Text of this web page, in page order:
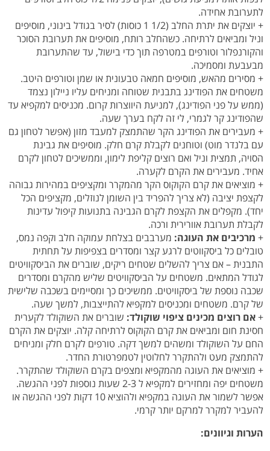
לתערובת אחידה.
+ יוצקים את יתרת החלב (1/2 1 כוסות) לסיר בגודל בינוני, מוסיפים
וניל ומביאים לרתיחה. כשהחלב רותח, מוסיפים את תערובת הסוכר
והקורנפלור וטורפים במטרפה תוך כדי בישול, עד שהתערובת
מבעבעת ומסמיכה.
+ מסירים מהאש, מוסיפים חמאה טבעונית או שמן וטורפים היטב.
משטחים את הפודינג בתבנית שטוחה ומניחים עליו ניילון נצמד
(ממש על פני הפודינג), למניעת היווצרות קרום. מכניסים למקפיא עד
שהפודינג קר לגמרי, לי זה לקח בערך שעה.
+ מעבירים את הפודינג הקר שהתמצק למעבד מזון (אפשר לטחון גם
עם בלנדר מוט) וטוחנים לקבלת קרם חלק. מוסיפים את גבינת
הסויה, תמצית וניל ואם רוצים קליפת לימון, וממשיכים לטחון לקרם
אחיד. מעבירים את הקרם לקערה.
+ מוציאים את קרם הקוקוס הקר מהמקרר ומקציפים במהירות גבוהה
לקצפת יציבה (לא צריך להפריד בין השומן לנוזלים, מקציפים הכל
יחד). מקפלים את הקצפת לקרם הגבינה בתנועות קיפול עדינות
לקבלת תערובת אוורירית ורכה.
+ מרכיבים את העוגה: מערבבים בצלחת עמוקה חלב וקפה נמס,
טובלים כל ביסקווטים לרגע קצר ומסדרים בצפיפות על תחתית
התבנית – אם צריך להשלים שטחים ריקים, שוברים את הביסקוויטים
לגודל המתאים. משטחים על הביסקוויטים שליש מהקרם ומסדרים
שכבה נוספת של ביסקוויטים. ממשיכים כך ומסיימים בשכבה שלישית
של קרם. משטחים ומכניסים למקפיא להתייצבות, למשך שעה.
+אם רוצים מכינים ציפוי שוקולד: שוברים את השוקולד לקערית
חסינת חום ומביאים את קרם הקוקוס לרתיחה קלה. יוצקים את הקרם
החם על השוקולד ומשהים למשך דקה. טורפים לקרם חלק ומניחים
להתמצק מעט ולהתקרר לחלוטין לטמפרטורת החדר.
+ מוציאים את העוגה מהמקפיא ומצפים בקרם השוקולד שהתקרר.
משטחים יפה ומחזירים למקפיא ל 2-3 שעות נוספות לפני ההגשה.
אפשר לשמור את העוגה במקפיא ולהוציא 10 דקות לפני ההגשה או
להעביר למקרר למרקם יותר קרמי.
הערות וגיוונים: